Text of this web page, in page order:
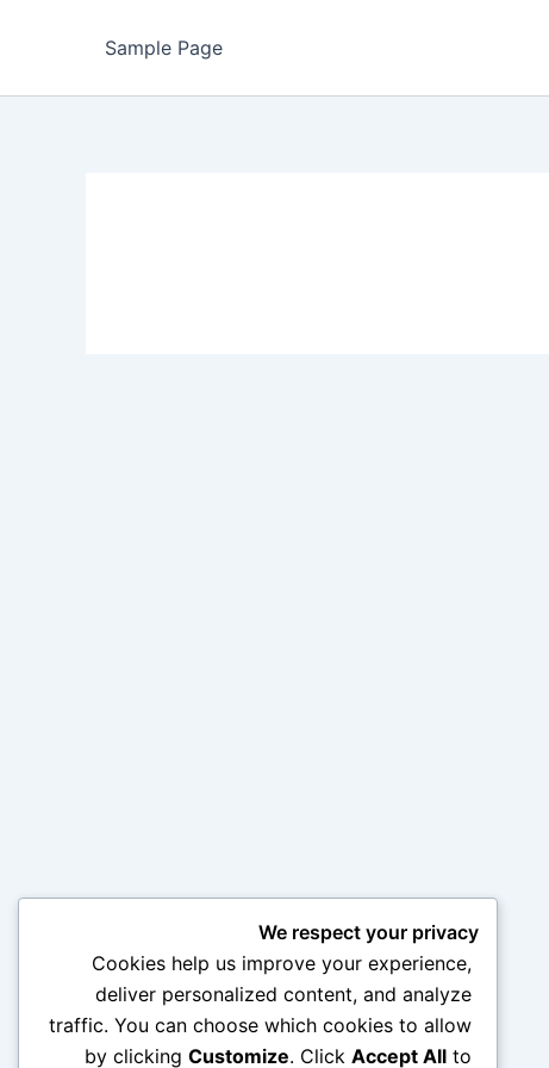
Sample Page
We respect your privacy
Cookies help us improve your experience,
deliver personalized content, and analyze
traffic. You can choose which cookies to allow
by clickingCustomize. ClickAccept All to